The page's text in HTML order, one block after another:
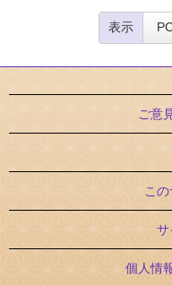
表示
ご意
こ
サ
個人情